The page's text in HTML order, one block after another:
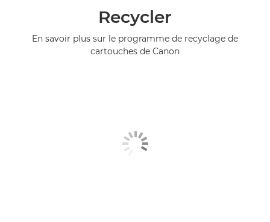
Recycler
En savoir plus sur le programme de recyclage de
cartouches de Canon